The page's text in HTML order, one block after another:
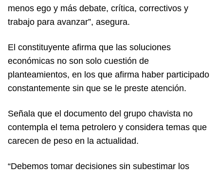
menos ego y más debate, crítica, correctivos y
trabajo para avanzar”, asegura.
El constituyente afirma que las soluciones
económicas no son solo cuestión de
planteamientos, en los que afirma haber participado
constantemente sin que se le preste atención.
Señala que el documento del grupo chavista no
contempla el tema petrolero y considera temas que
carecen de peso en la actualidad.
“Debemos tomar decisiones sin subestimar los